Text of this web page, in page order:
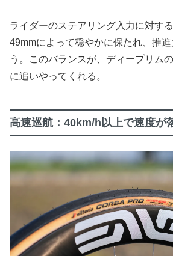
ライダーのステアリング入力に対す
49mmによって穏やかに保たれ、推
う。このバランスが、ディープリム
に追いやってくれる。
高速巡航：40km/h以上で速度が